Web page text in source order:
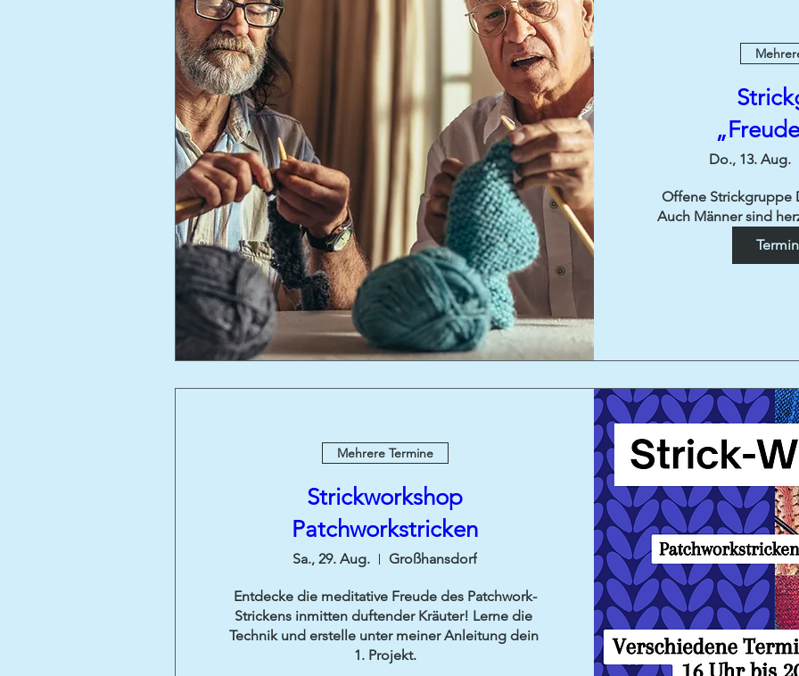
Do., 13. Aug.
Offene Strickgruppe
Auch Männer sind
Mehrere Termine
Strickworkshop
Patchworkstricken
Sa., 29. Aug. Großhansdorf
Entdecke die meditative Freude des Patchwork-
Strickens inmitten duftender Kräuter! Lerne die
Technik und erstelle unter meiner Anleitung dein
1. Projekt.